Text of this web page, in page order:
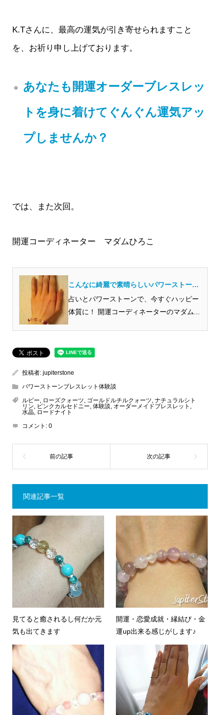
K.Tさんに、最高の運気が引き寄せられますこと
を、お祈り申し上げております。
あなたも開運オーダーブレスレッ
トを身に着けてぐんぐん運気アッ
プしませんか？
では、また次回。
開運コーディネーター マダムひろこ
こんなに綺麗で素晴らしいパワーストーン
に出会ったのは初めてです！
占いとパワーストーンで、今すぐハッピー
体質に！ 開運コーディネーターのマダム...
投稿者: jupiterstone
パワーストーンブレスレット体験談
ルビー, ローズクォーツ, ゴールドルチルクォーツ, ナチュラルシト
リン, ピンクカルセドニー, 体験談, オーダーメイドブレスレット ,
水晶, ロードナイト
コメント: 0
関連記事一覧
見てると癒されるし何だか元
気も出てきます
開運・恋愛成就・縁結び・金
運up出来る感じがします♪